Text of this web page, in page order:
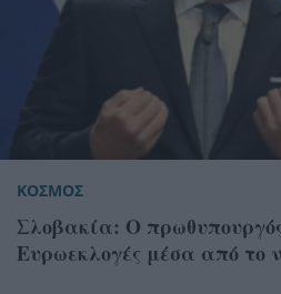
ΚΟΣΜΟΣ
Σλοβακία: Ο
Ευρωεκλογές μέσα από το